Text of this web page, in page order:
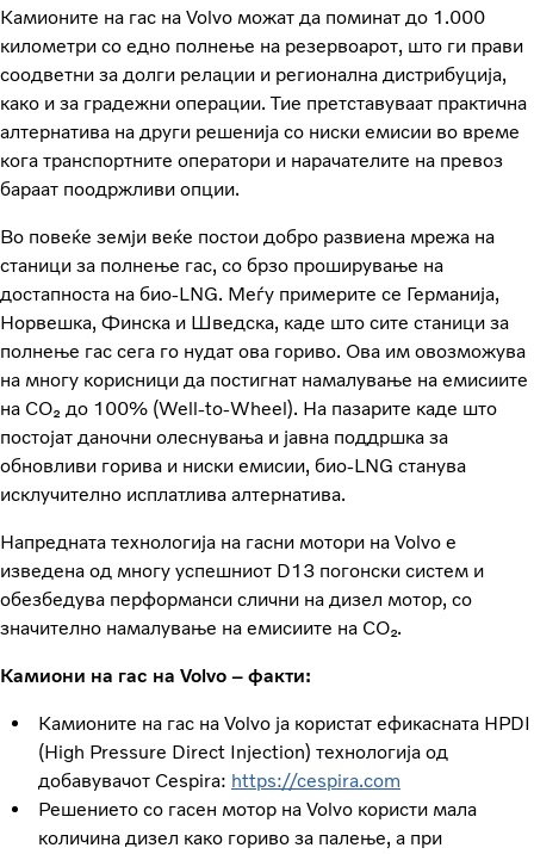
Камионите на гас на Volvo можат да поминат до 1.000
километри со едно полнење на резервоарот, што ги прави
соодветни за долги релации и регионална дистрибуција,
како и за градежни операции. Тие претставуваат практична
алтернатива на други решенија со ниски емисии во време
кога транспортните оператори и нарачателите на превоз
бараат поодржливи опции.
Во повеќе земји веќе постои добро развиена мрежа на
станици за полнење гас, со брзо проширување на
достапноста на био-LNG. Меѓу примерите се Германија,
Норвешка, Финска и Шведска, каде што сите станици за
полнење гас сега го нудат ова гориво. Ова им овозможува
на многу корисници да постигнат намалување на емисиите
на CO₂ до 100% (Well-to-Wheel). На пазарите каде што
постојат даночни олеснувања и јавна поддршка за
обновливи горива и ниски емисии, био-LNG станува
исклучително исплатлива алтернатива.
Напредната технологија на гасни мотори на Volvo е
изведена од многу успешниот D13 погонски систем и
обезбедува перформанси слични на дизел мотор, со
значително намалување на емисиите на CO₂.
Камиони на гас на Volvo – факти:
Камионите на гас на Volvo ја користат ефикасната HPDI
(High Pressure Direct Injection) технологија од
добавувачот Cespira: https://cespira.com
Решението со гасен мотор на Volvo користи мала
количина дизел како гориво за палење, а при